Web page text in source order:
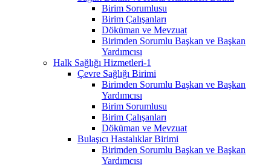
Birim Sorumlusu
Birim Çalışanları
Döküman ve Mevzuat
Birimden Sorumlu Başkan ve Başkan
Yardımcısı
Halk Sağlığı Hizmetleri-1
Çevre Sağlığı Birimi
Birimden Sorumlu Başkan ve Başkan
Yardımcısı
Birim Sorumlusu
Birim Çalışanları
Döküman ve Mevzuat
Bulaşıcı Hastalıklar Birimi
Birimden Sorumlu Başkan ve Başkan
Yardımcısı